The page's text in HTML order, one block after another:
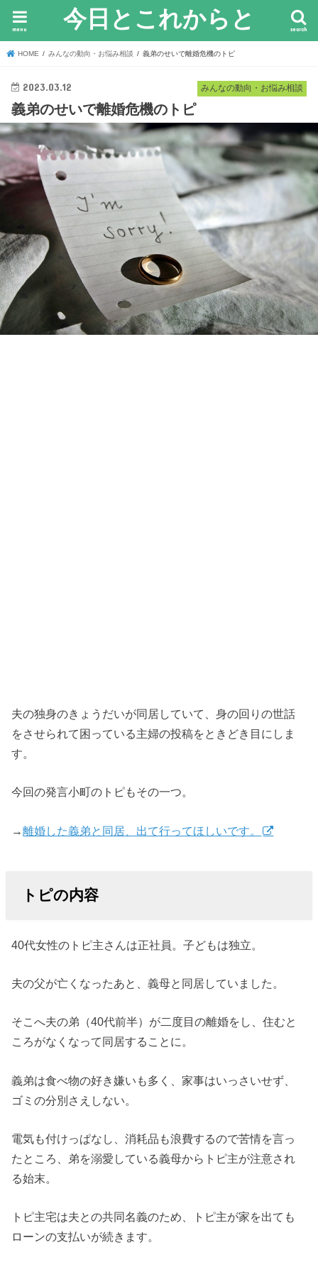
今日とこれからと search
menu
HOME みんなの動向・お悩み相談 義弟のせいで離婚危機のトピ
みんなの動向・お悩み相談
2023.03.12
義弟のせいで離婚危機のトピ
夫の独身のきょうだいが同居していて、身の回りの世話
をさせられて困っている主婦の投稿をときどき目にしま
す。
今回の発言小町のトピもその一つ。
→離婚した義弟と同居、出て行ってほしいです。
トピの内容
40代女性のトピ主さんは正社員。子どもは独立。
夫の父が亡くなったあと、義母と同居していました。
そこへ夫の弟（40代前半）が二度目の離婚をし、住むと
ころがなくなって同居することに。
義弟は食べ物の好き嫌いも多く、家事はいっさいせず、
ゴミの分別さえしない。
電気も付けっぱなし、消耗品も浪費するので苦情を言っ
たところ、弟を溺愛している義母からトピ主が注意され
る始末。
トピ主宅は夫との共同名義のため、トピ主が家を出ても
ローンの支払いが続きます。